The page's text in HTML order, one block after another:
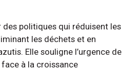
politiques qui réduisent les
les déchets et en
Elle souligne l’urgence de
à la croissance